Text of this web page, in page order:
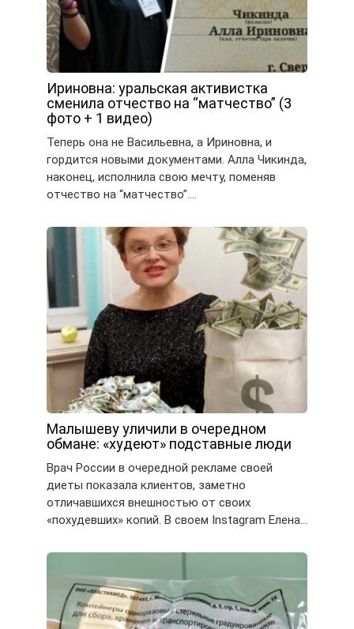
Ириновна: уральская активистка
сменила отчество на “матчество” (3
фото + 1 видео)
Теперь она не Васильевна, а Ириновна, и
гордится новыми документами. Алла Чикинда,
наконец, исполнила свою мечту, поменяв
отчество на “матчество”….
Малышеву уличили в очередном
обмане: «худеют» подставные люди
Врач России в очередной рекламе своей
диеты показала клиентов, заметно
отличавшихся внешностью от своих
«похудевших» копий. В своем Instagram Елена…